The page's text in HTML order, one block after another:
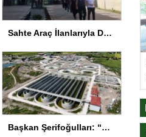
Sahte Araç İlanlarıyla Dolandırıcılık: 11 Gözaltı
Başkan Şerifoğulları: “Kıymetli projeleri yatırıma dönüştürdük”